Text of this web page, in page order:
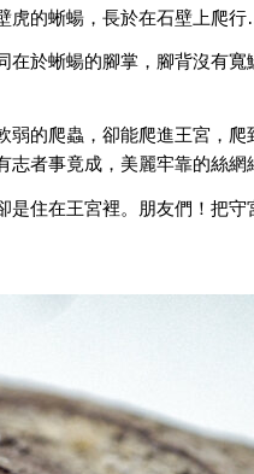
虎的蜥蝪，長於在石壁上爬
於蜥蝪的腳掌，腳背沒有
的爬蟲，卻能爬進王宮，
者事竟成，美麗牢靠的絲網
住在王宮裡。朋友們！把守